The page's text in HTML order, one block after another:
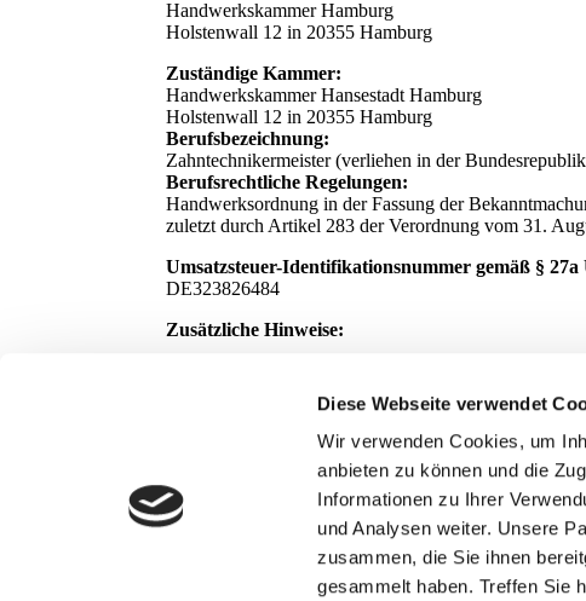
Diese Webseite verwendet
Wir verwenden Cookies, um
anbieten zu können und die
Informationen zu Ihrer
und Analysen weiter. Unsere
zusammen, die Sie ihnen
gesammelt haben. Treffen Sie
Handwerkskammer Hamburg
Holstenwall 12 in 20355 Hamburg
Zuständige Kammer:
Handwerkskammer Hansestadt Hamburg
Holstenwall 12 in 20355 Hamburg
Berufsbezeichnung:
Zahntechnikermeister (verliehen in der
Berufsrechtliche Regelungen:
Handwerksordnung in der Fassung der
zuletzt durch Artikel 283 der Verordnung vom 31.
Umsatzsteuer-Identifikationsnummer gemäß § 27a
DE323826484
Zusätzliche Hinweise:
© Adrian Fohl - adrianfohl.de
Dieses Impressum wurde erstellt und wird